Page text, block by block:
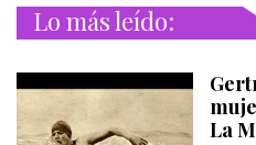
Lo más leído:
La